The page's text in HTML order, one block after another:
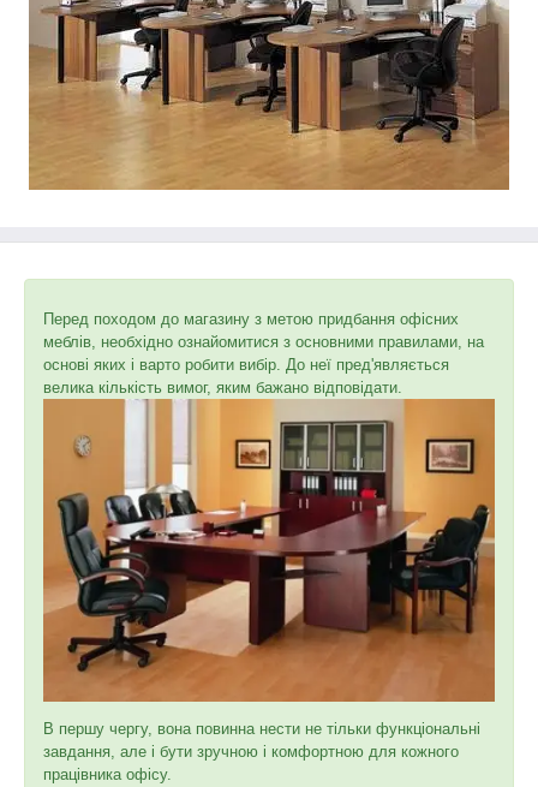
Перед походом до магазину з метою придбання офісних
меблів, необхідно ознайомитися з основними правилами, на
основі яких і варто робити вибір. До неї пред'являється
велика кількість вимог, яким бажано відповідати.
В першу чергу, вона повинна нести не тільки функціональні
завдання, але і бути зручною і комфортною для кожного
працівника офісу.